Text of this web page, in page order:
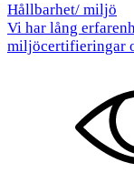
Hållbarhet/ miljö
Vi har lång
miljöcertifieringar